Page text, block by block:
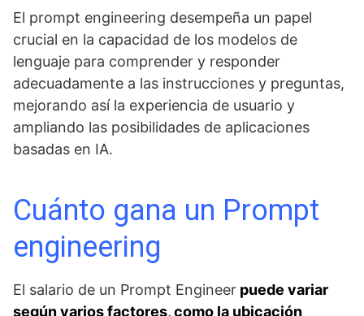
El prompt engineering desempeña un papel
crucial en la capacidad de los modelos de
lenguaje para comprender y responder
adecuadamente a las instrucciones y preguntas,
mejorando así la experiencia de usuario y
ampliando las posibilidades de aplicaciones
basadas en IA.
Cuánto gana un Prompt
engineering
El salario de un Prompt Engineer puede variar
según varios factores, como la ubicación